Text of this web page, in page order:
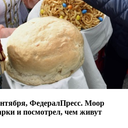
ФедералПресс. Моор
и посмотрел, чем живут